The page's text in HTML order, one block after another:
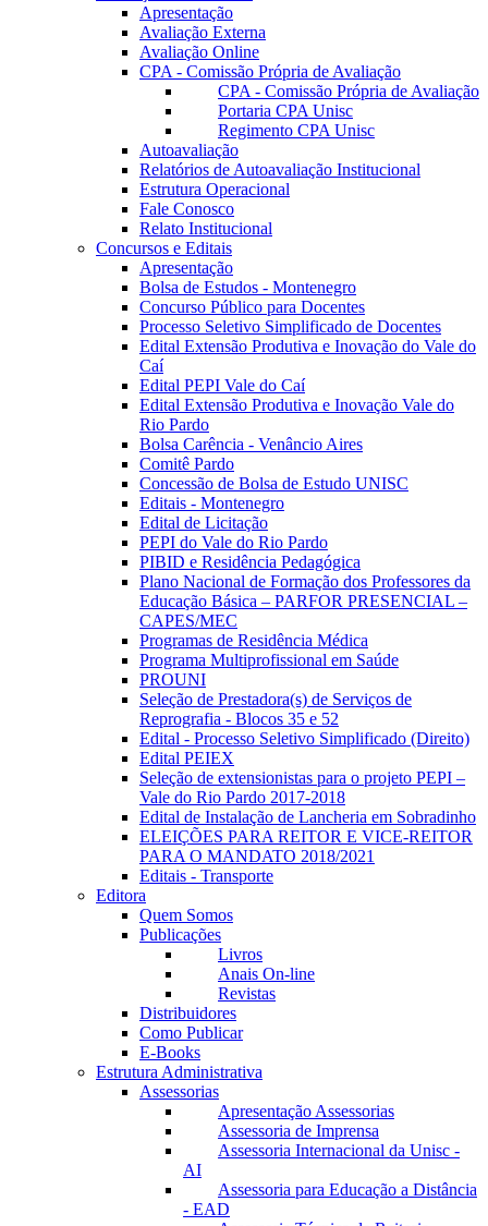
Apresentação
Avaliação Externa
Avaliação Online
CPA - Comissão Própria de Avaliação
CPA - Comissão Própria de Avaliação
Portaria CPA Unisc
Regimento CPA Unisc
Autoavaliação
Relatórios de Autoavaliação Institucional
Estrutura Operacional
Fale Conosco
Relato Institucional
Concursos e Editais
Apresentação
Bolsa de Estudos - Montenegro
Concurso Público para Docentes
Processo Seletivo Simplificado de Docentes
Edital Extensão Produtiva e Inovação do Vale do
Caí
Edital PEPI Vale do Caí
Edital Extensão Produtiva e Inovação Vale do
Rio Pardo
Bolsa Carência - Venâncio Aires
Comitê Pardo
Concessão de Bolsa de Estudo UNISC
Editais - Montenegro
Edital de Licitação
PEPI do Vale do Rio Pardo
PIBID e Residência Pedagógica
Plano Nacional de Formação dos Professores da
Educação Básica – PARFOR PRESENCIAL –
CAPES/MEC
Programas de Residência Médica
Programa Multiprofissional em Saúde
PROUNI
Seleção de Prestadora(s) de Serviços de
Reprografia - Blocos 35 e 52
Edital - Processo Seletivo Simplificado (Direito)
Edital PEIEX
Seleção de extensionistas para o projeto PEPI –
Vale do Rio Pardo 2017-2018
Edital de Instalação de Lancheria em Sobradinho
ELEIÇÕES PARA REITOR E VICE-REITOR
PARA O MANDATO 2018/2021
Editais - Transporte
Editora
Quem Somos
Publicações
Livros
Anais On-line
Revistas
Distribuidores
Como Publicar
E-Books
Estrutura Administrativa
Assessorias
Apresentação Assessorias
Assessoria de Imprensa
Assessoria Internacional da Unisc -
AI
Assessoria para Educação a Distância
- EAD